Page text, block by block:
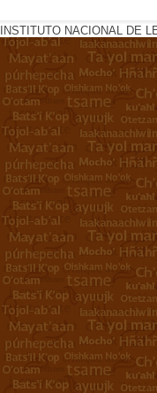
INSTITUTO NACIONAL DE